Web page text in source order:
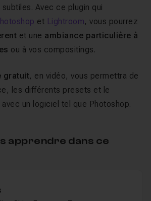
Avec ce plugin qui
et Lightroom, vous pourrez
et une ambiance particulière à
ou à vos compositings.
gratuit, en vidéo, vous permettra de
les différents presets et le
un logiciel tel que Photoshop.
apprendre dans ce